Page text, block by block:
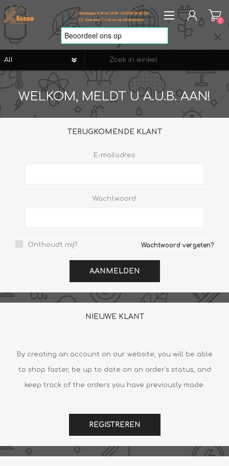
REGISTREREN
AANMELDEN
VERLANGLIJST
0
0
WELKOM, MELDT U A.U.B. AAN!
TERUGKOMENDE KLANT
E-mailadres:
Wachtwoord:
Onthoudt mij? Wachtwoord vergeten?
AANMELDEN
NIEUWE KLANT
By creating an account on our website, you will be able
to shop faster, be up to date on an order's status, and
keep track of the orders you have previously made.
REGISTREREN